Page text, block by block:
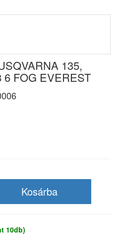
135,
6 FOG EVEREST
10db)